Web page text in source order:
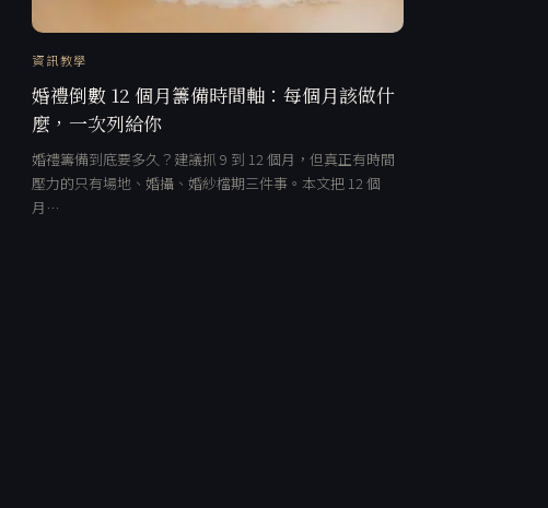
資訊教學
婚禮倒數 12 個月籌備時間軸：每個月該做什
麼，一次列給你
婚禮籌備到底要多久？建議抓 9 到 12 個月，但真正有時間
壓力的只有場地、婚攝、婚紗檔期三件事。本文把 12 個
月…